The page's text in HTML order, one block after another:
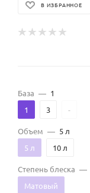
В ИЗБРАННОЕ
База — 1
1
3 -
Объем — 5 л
5 л
10 л
Степень блеска —
Матовый